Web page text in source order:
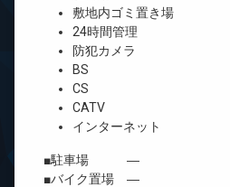
敷地内ゴミ置き場
24時間管理
防犯カメラ
BS
CS
CATV
インターネット
■駐車場 ―
■バイク置場 ―